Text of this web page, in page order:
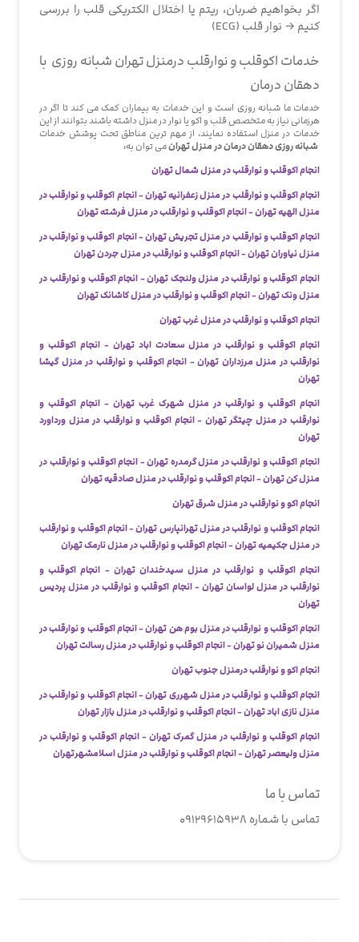
اگر بخواهیم ضربان، ریتم یا اختلال الکتریکی قلب را بررسی
کنیم → نوار قلب (ECG)
خدمات اکوقلب و نوارقلب درمنزل تهران شبانه روزی با
دهقان درمان
خدمات ما شبانه روزی است و این خدمات به بیماران کمک می کند تا اگر در
هرزمانی نیاز به متخصص قلب و اکو یا نوار در منزل داشته باشند بتوانند از این
خدمات در منزل استفاده نمایند، از مهم ترین مناطق تحت پوشش خدمات
شبانه روزی دهقان درمان در منزل تهرانمی توان به:
انجام اکوقلب و نوارقلب در منزل شمال تهران
انجام اکوقلب و نوارقلب در منزل زعفرانیه تهران - انجام اکوقلب و نوارقلب در
منزل الهیه تهران - انجام اکوقلب و نوارقلب در منزل فرشته تهران
انجام اکوقلب و نوارقلب در منزل تجریش تهران - انجام اکوقلب و نوارقلب در
منزل نیاوران تهران - انجام اکوقلب و نوارقلب در منزل جردن تهران
انجام اکوقلب و نوارقلب در منزل ولنجک تهران - انجام اکوقلب و نوارقلب در
منزل ونک تهران - انجام اکوقلب و نوارقلب در منزل کاشانک تهران
انجام اکوقلب و نوارقلب در منزل غرب تهران
انجام اکوقلب و نوارقلب در منزل سعادت اباد تهران - انجام اکوقلب و
نوارقلب در منزل مرزداران تهران - انجام اکوقلب و نوارقلب در منزل گیشا
تهران
انجام اکوقلب و نوارقلب در منزل شهرک غرب تهران - انجام اکوقلب و
نوارقلب در منزل چیتگر تهران - انجام اکوقلب و نوارقلب در منزل ورداورد
تهران
انجام اکوقلب و نوارقلب در منزل گرمدره تهران - انجام اکوقلب و نوارقلب در
منزل کن تهران - انجام اکوقلب و نوارقلب در منزل صادقیه تهران
انجام اکو و نوارقلب در منزل شرق تهران
انجام اکوقلب و نوارقلب در منزل تهرانپارس تهران - انجام اکوقلب و نوارقلب
در منزل جکیمیه تهران - انجام اکوقلب و نوارقلب در منزل نارمک تهران
انجام اکوقلب و نوارقلب در منزل سیدخندان تهران - انجام اکوقلب و
نوارقلب در منزل لواسان تهران - انجام اکوقلب و نوارقلب در منزل پردیس
تهران
انجام اکوقلب و نوارقلب در منزل بوم هن تهران - انجام اکوقلب و نوارقلب در
منزل شمیران نو تهران - انجام اکوقلب و نوارقلب در منزل رسالت تهران
انجام اکو و نوارقلب درمنزل جنوب تهران
انجام اکوقلب و نوارقلب در منزل شهرری تهران - انجام اکوقلب و نوارقلب در
منزل نازی اباد تهران - انجام اکوقلب و نوارقلب در منزل بازار تهران
انجام اکوقلب و نوارقلب در منزل گمرک تهران - انجام اکوقلب و نوارقلب در
منزل ولیعصر تهران - انجام اکوقلب و نوارقلب در منزل اسلامشهرتهران
تماس با ما
تماس با شماره 09129615938